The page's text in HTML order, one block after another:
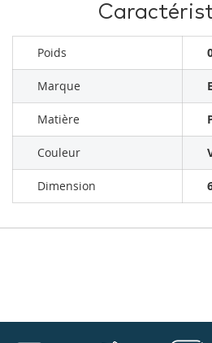
Poids
Marque
Matière
Couleur
Dimension